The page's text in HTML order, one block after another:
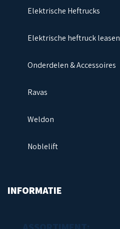
Elektrische Heftrucks
Elektrische heftruck leasen
Onderdelen & Accessoires
Ravas
Weldon
Noblelift
INFORMATIE